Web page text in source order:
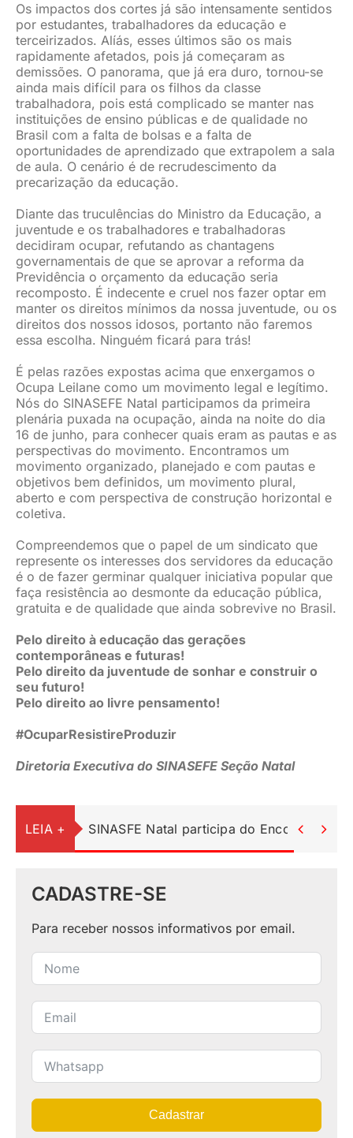
Os impactos dos cortes já são intensamente sentidos
por estudantes, trabalhadores da educação e
terceirizados. Alíás, esses últimos são os mais
rapidamente afetados, pois já começaram as
demissões. O panorama, que já era duro, tornou-se
ainda mais difícil para os filhos da classe
trabalhadora, pois está complicado se manter nas
instituições de ensino públicas e de qualidade no
Brasil com a falta de bolsas e a falta de
oportunidades de aprendizado que extrapolem a sala
de aula. O cenário é de recrudescimento da
precarização da educação.
Diante das truculências do Ministro da Educação, a
juventude e os trabalhadores e trabalhadoras
decidiram ocupar, refutando as chantagens
governamentais de que se aprovar a reforma da
Previdência o orçamento da educação seria
recomposto. É indecente e cruel nos fazer optar em
manter os direitos mínimos da nossa juventude, ou os
direitos dos nossos idosos, portanto não faremos
essa escolha. Ninguém ficará para trás!
É pelas razões expostas acima que enxergamos o
Ocupa Leilane como um movimento legal e legítimo.
Nós do SINASEFE Natal participamos da primeira
plenária puxada na ocupação, ainda na noite do dia
16 de junho, para conhecer quais eram as pautas e as
perspectivas do movimento. Encontramos um
movimento organizado, planejado e com pautas e
objetivos bem definidos, um movimento plural,
aberto e com perspectiva de construção horizontal e
coletiva.
Compreendemos que o papel de um sindicato que
represente os interesses dos servidores da educação
é o de fazer germinar qualquer iniciativa popular que
faça resistência ao desmonte da educação pública,
gratuita e de qualidade que ainda sobrevive no Brasil.
Pelo direito à educação das gerações
contemporâneas e futuras!
Pelo direito da juventude de sonhar e construir o
seu futuro!
Pelo direito ao livre pensamento!
#OcuparResistireProduzir
Diretoria Executiva do SINASEFE Seção Natal
LEIA + SINASFE Natal participa do Encontro
 
CADASTRE-SE
Para receber nossos informativos por email.
Cadastrar